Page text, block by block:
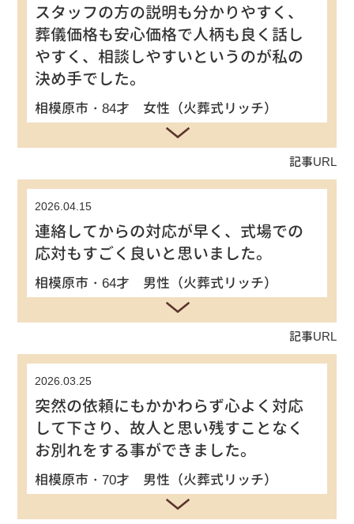
スタッフの方の説明も分かりやすく、
葬儀価格も安心価格で人柄も良く話し
やすく、相談しやすいというのが私の
決め手でした。
相模原市・84才 女性（火葬式リッチ）
記事URL
2026.04.15
連絡してからの対応が早く、式場での
応対もすごく良いと思いました。
相模原市・64才 男性（火葬式リッチ）
記事URL
2026.03.25
突然の依頼にもかかわらず心よく対応
して下さり、故人と思い残すことなく
お別れをする事ができました。
相模原市・70才 男性（火葬式リッチ）